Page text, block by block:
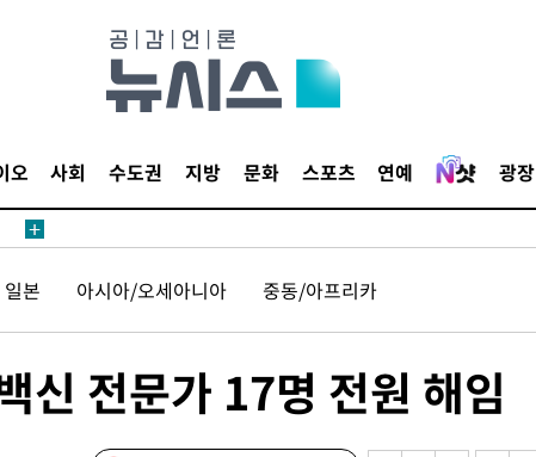
오 사회 수도권 지방 문화 스포츠 연예 광장
일본 아시아/오세아니아 중동/아프리카
신 전문가 17명 전원 해임